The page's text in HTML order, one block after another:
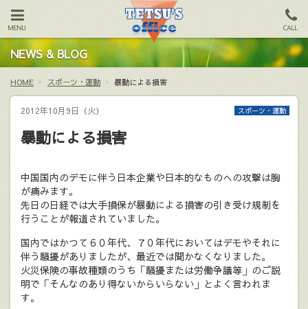
MENU CALL
NEWS & BLOG
HOME スポーツ・運動 暴動による損害
2012年10月9日（火） スポーツ・運動
暴動による損害
中国国内のデモに伴う日本企業や日本的なものへの攻撃は胸
が痛みます。
先日の日経では大手損保が暴動による損害の引き受け規制を
行うことが報道されていました。
国内ではかつて６０年代、７０年代においてはデモやそれに
伴う騒擾がありましたが、最近では聞かなくなりました。
火災保険の事故種類のうち「騒擾または労働争議等」のご説
明で「そんなのあり得ないからいらない」とよく言われま
す。